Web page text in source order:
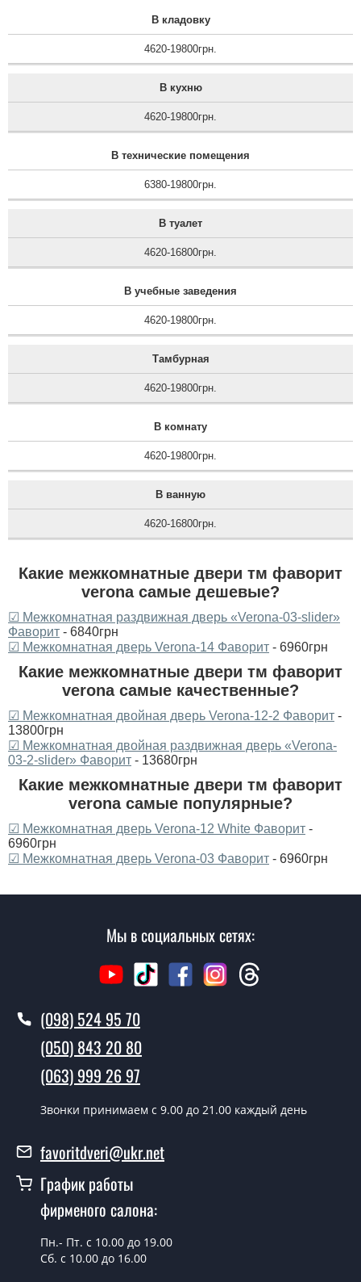
В кладовку
4620-19800грн.
В кухню
4620-19800грн.
В технические помещения
6380-19800грн.
В туалет
4620-16800грн.
В учебные заведения
4620-19800грн.
Тамбурная
4620-19800грн.
В комнату
4620-19800грн.
В ванную
4620-16800грн.
Какие межкомнатные двери тм фаворит
verona самые дешевые?
☑ Межкомнатная раздвижная дверь «Verona-03-slider»‎
Фаворит - 6840грн
☑ Межкомнатная дверь Verona-14 Фаворит - 6960грн
Какие межкомнатные двери тм фаворит
verona самые качественные?
☑ Межкомнатная двойная дверь Verona-12-2 Фаворит -
13800грн
☑ Межкомнатная двойная раздвижная дверь «Verona-
03-2-slider»‎ Фаворит - 13680грн
Какие межкомнатные двери тм фаворит
verona самые популярные?
☑ Межкомнатная дверь Verona-12 White Фаворит -
6960грн
☑ Межкомнатная дверь Verona-03 Фаворит - 6960грн
Мы в социальных сетях:
(098) 524 95 70
(050) 843 20 80
(063) 999 26 97
Звонки принимаем c 9.00 до 21.00 каждый день
favoritdveri@ukr.net
График работы
фирменого салона:
Пн.- Пт. с 10.00 до 19.00
Сб. с 10.00 до 16.00